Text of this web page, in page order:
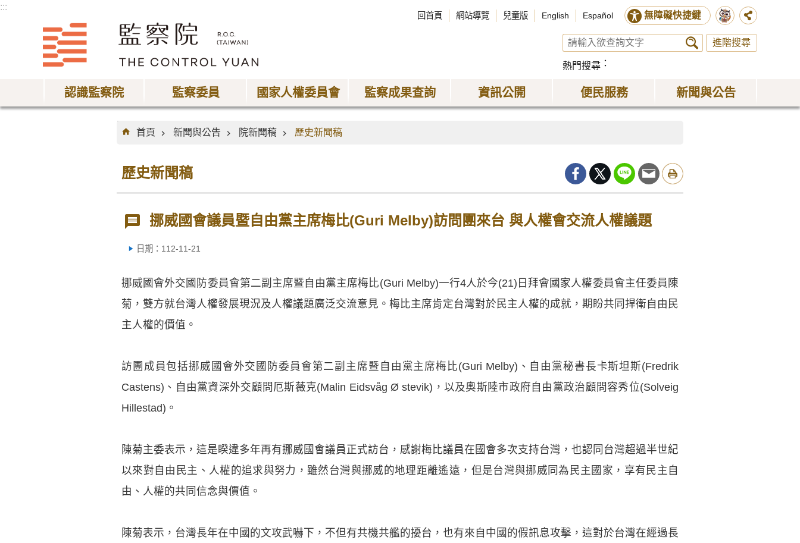
:::
回首頁 網站導覽 兒童版 English Español 無障礙快捷鍵
進階搜尋
熱門搜尋
認識監察院 監察委員 國家人權委員會 監察成果查詢 資訊公開 便民服務 新聞與公告
:::
首頁
新聞與公告 院新聞稿 歷史新聞稿
歷史新聞稿
挪威國會議員暨自由黨主席梅比(Guri Melby)訪問團來台 與人權會交流人權議題
日期：112-11-21
挪威國會外交國防委員會第二副主席暨自由黨主席梅比(Guri Melby)一行4人於今(21)日拜會國家人權委員會主任委員陳
菊，雙方就台灣人權發展現況及人權議題廣泛交流意見。梅比主席肯定台灣對於民主人權的成就，期盼共同捍衛自由民
主人權的價值。
訪團成員包括挪威國會外交國防委員會第二副主席暨自由黨主席梅比(Guri Melby)、自由黨秘書長卡斯坦斯(Fredrik
Castens)、自由黨資深外交顧問厄斯薇克(Malin Eidsvåg Ø stevik)，以及奧斯陸市政府自由黨政治顧問容秀位(Solveig
Hillestad)。
陳菊主委表示，這是睽違多年再有挪威國會議員正式訪台，感謝梅比議員在國會多次支持台灣，也認同台灣超過半世紀
以來對自由民主、人權的追求與努力，雖然台灣與挪威的地理距離遙遠，但是台灣與挪威同為民主國家，享有民主自
由、人權的共同信念與價值。
陳菊表示，台灣長年在中國的文攻武嚇下，不但有共機共艦的擾台，也有來自中國的假訊息攻擊，這對於台灣在經過長